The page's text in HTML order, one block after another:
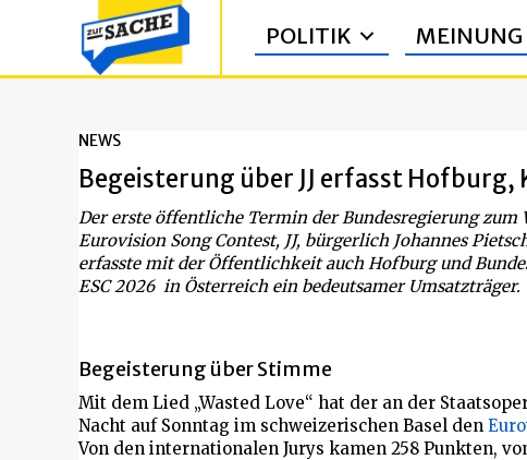
POLITIK MEINUNG
NEWS
Begeisterung über JJ erfasst
Der erste öffentliche Termin der Bundesregierung zum
Eurovision Song Contest, JJ, bürgerlich Johannes
erfasste mit der Öffentlichkeit auch Hofburg und
ESC 2026 in Österreich ein bedeutsamer Umsatzträger.
Begeisterung über Stimme
Mit dem Lied „Wasted Love“ hat der an der
Nacht auf Sonntag im schweizerischen Basel den
Von den internationalen Jurys kamen 258 Punkten,